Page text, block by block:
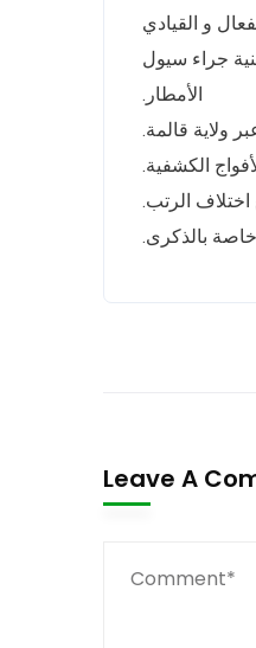
و القيادي
جراء سيول
الأمطار.
ولاية قالمة.
الكشفية.
الرتب.
بالذكرى.
Leave A